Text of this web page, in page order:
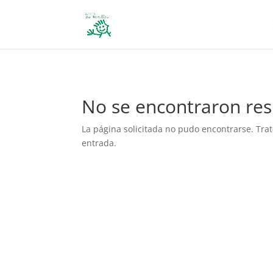
No se encontraron
La página solicitada no pudo encontrarse.
entrada.